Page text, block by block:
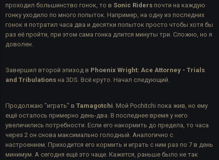
проходил большинство гонок, то в Sonic Riders почти на каждую
гонку уходило по много попыток. Например, на одну из последних
гонок я потратил часа два и десятки попыток просто чтобы хотя бы
раз её пройти, при этом сама гонка длится минуты три. Сложно, но я
доволен.
Завершил второй эпизод в Phoenix Wright: Ace Attorney - Trials
and Tribulations на 3DS. Всё круто. Начал следующий.
Продолжаю "играть" в Tamagotchi. Мой Pochitchi пока жив, но ему
ещё осталось примерно день-два. В последнее время у него
увеличились потребности. Если его накормить до предела, то часа
через 2 он снова максимально голодный. Аналогично с
настроением. Приходится его кормить и играть с ним раз по 7 в день
минимум. А сегодня ещё это чаще. Кажется, раньше было не так